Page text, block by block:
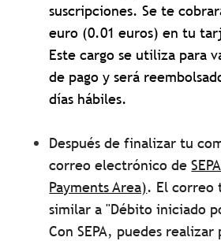
suscripciones. Se te
euro (0.01 euros) en tu
Este cargo se utiliza para
de pago y será
días hábiles.
Después de finalizar tu
correo electrónico de
Payments Area). El correo
similar a "Débito iniciado
Con SEPA, puedes realizar